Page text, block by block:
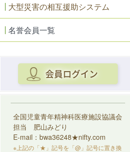
大型災害の相互援助システム
名誉会員一覧
会員ログイン
全国児童青年精神科医療施設協議会
担当 肥山みどり
E-mail：bwa36248★nifty.com
※上記の「★」記号を「@」記号に置き換